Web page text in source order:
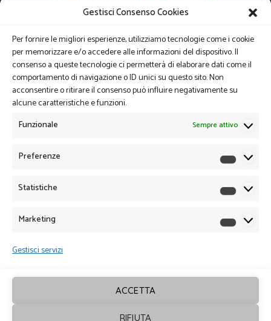
Gestisci Consenso Cookies
Per fornire le migliori esperienze, utilizziamo tecnologie come i cookie
per memorizzare e/o accedere alle informazioni del dispositivo. Il
consenso a queste tecnologie ci permetterà di elaborare dati come il
comportamento di navigazione o ID unici su questo sito. Non
acconsentire o ritirare il consenso può influire negativamente su
alcune caratteristiche e funzioni.
Funzionale
Sempre attivo
Preferenze
Statistiche
Marketing
Gestisci servizi
ACCETTA
RIFIUTA